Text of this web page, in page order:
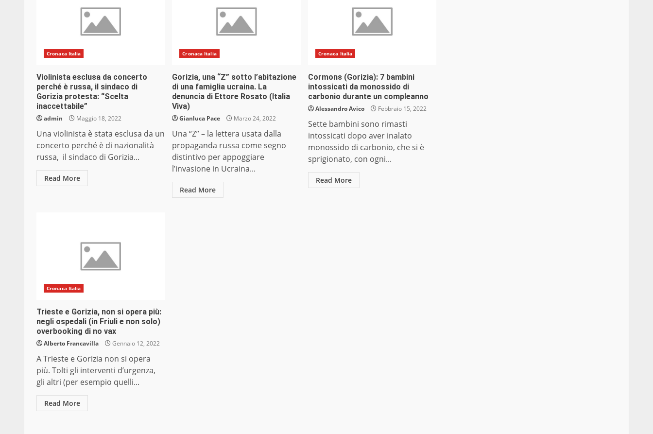
Cronaca Italia
Violinista esclusa da concerto
perché è russa, il sindaco di
Gorizia protesta: “Scelta
inaccettabile”
admin Maggio 18, 2022
Una violinista è stata esclusa da un
concerto perché è di nazionalità
russa, il sindaco di Gorizia...
Read More
Cronaca Italia
Gorizia, una “Z” sotto l’abitazione
di una famiglia ucraina. La
denuncia di Ettore Rosato (Italia
Viva)
Gianluca Pace Marzo 24, 2022
Una “Z” – la lettera usata dalla
propaganda russa come segno
distintivo per appoggiare
l’invasione in Ucraina...
Read More
Cronaca Italia
Cormons (Gorizia): 7 bambini
intossicati da monossido di
carbonio durante un compleanno
Alessandro Avico Febbraio 15, 2022
Sette bambini sono rimasti
intossicati dopo aver inalato
monossido di carbonio, che si è
sprigionato, con ogni...
Read More
Cronaca Italia
Trieste e Gorizia, non si opera più:
negli ospedali (in Friuli e non solo)
overbooking di no vax
Alberto Francavilla Gennaio 12, 2022
A Trieste e Gorizia non si opera
più. Tolti gli interventi d’urgenza,
gli altri (per esempio quelli...
Read More